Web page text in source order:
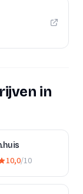
in
10,0/10